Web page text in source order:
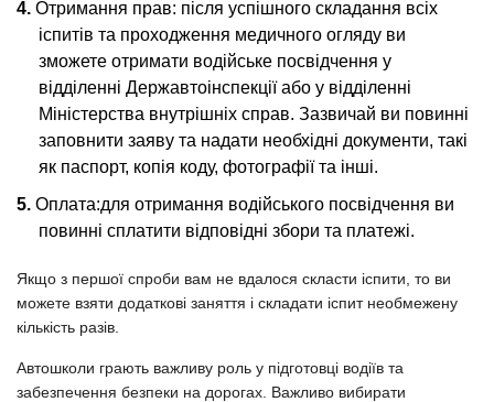
Отримання прав: після успішного складання всіх
іспитів та проходження медичного огляду ви
зможете отримати водійське посвідчення у
відділенні Державтоінспекції або у відділенні
Міністерства внутрішніх справ. Зазвичай ви повинні
заповнити заяву та надати необхідні документи, такі
як паспорт, копія коду, фотографії та інші.
Оплата:для отримання водійського посвідчення ви
повинні сплатити відповідні збори та платежі.
Якщо з першої спроби вам не вдалося скласти іспити, то ви
можете взяти додаткові заняття і складати іспит необмежену
кількість разів.
Автошколи грають важливу роль у підготовці водіїв та
забезпечення безпеки на дорогах. Важливо вибирати